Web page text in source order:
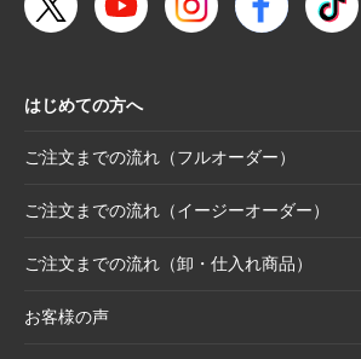
こが描く、ワンダーランド
ッズ〈メモボックス〉と〈
2025.10.16
日付誤植に関するお詫びと
2025.8.28 【和綴じノート】新柄発表
2025.8.21
はじめての方へ
ご注文までの流れ（フルオーダー）
ご注文までの流れ（イージーオーダー）
ご注文までの流れ（卸・仕入れ商品）
お客様の声